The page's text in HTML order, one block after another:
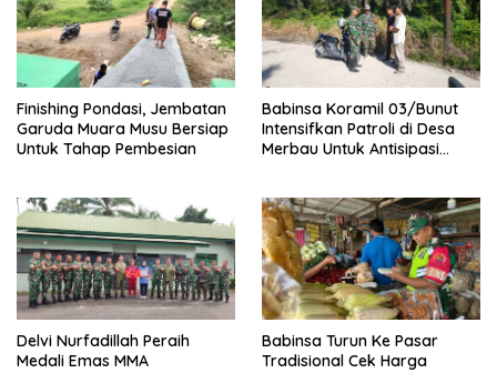
Finishing Pondasi, Jembatan
Garuda Muara Musu Bersiap
Untuk Tahap Pembesian
Babinsa Koramil 03/Bunut
Intensifkan Patroli di Desa
Merbau Untuk Antisipasi
Delvi Nurfadillah Peraih
Medali Emas MMA
Babinsa Turun Ke Pasar
Tradisional Cek Harga